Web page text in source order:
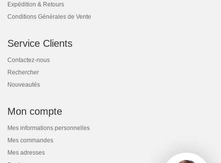
Expédition & Retours
Conditions Générales de Vente
Service Clients
Contactez-nous
Rechercher
Nouveautés
Mon compte
Mes informations personnelles
Mes commandes
Mes adresses